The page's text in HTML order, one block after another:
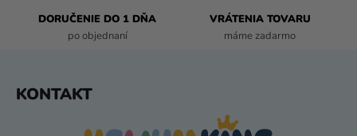
U
DORUČENIE DO 1 DŇA
po objednaní
VRÁTENIA TOVARU
máme zadarmo
KONTAKT